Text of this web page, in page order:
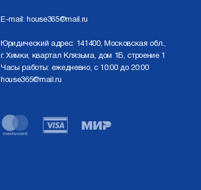
E-mail: house365@mail.ru
Юридический адрес: 141400, Московская обл.,
г. Химки, квартал Клязьма, дом 1Б, строение 1
Часы работы: ежедневно, с 10:00 до 20:00
house365@mail.ru